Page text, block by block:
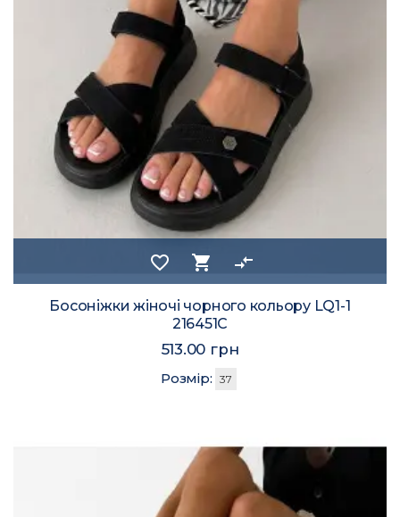
favorite_border shopping_cart compare_arrows
Босоніжки жіночі чорного кольору LQ1-1
216451C
513.00 грн
Розмір: 37